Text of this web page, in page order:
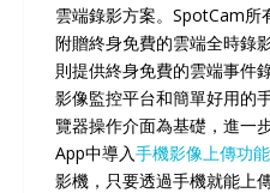
雲端錄影方案。SpotCam所
附贈終身免費的雲端全時錄
則提供終身免費的雲端事件
影像監控平台和簡單好用的
覽器操作介面為基礎，進一
App中導入手機影像上傳功能
影機，只要透過手機就能上